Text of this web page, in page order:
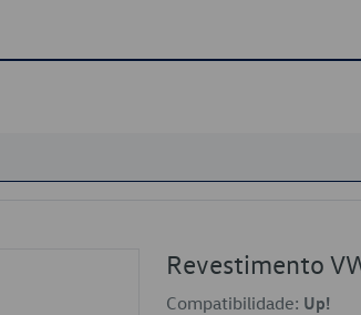
Revestimento
Compatibilidade: Up!